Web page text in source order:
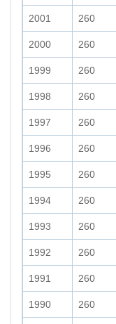
2001 260
2000 260
1999 260
1998 260
1997 260
1996 260
1995 260
1994 260
1993 260
1992 260
1991 260
1990 260